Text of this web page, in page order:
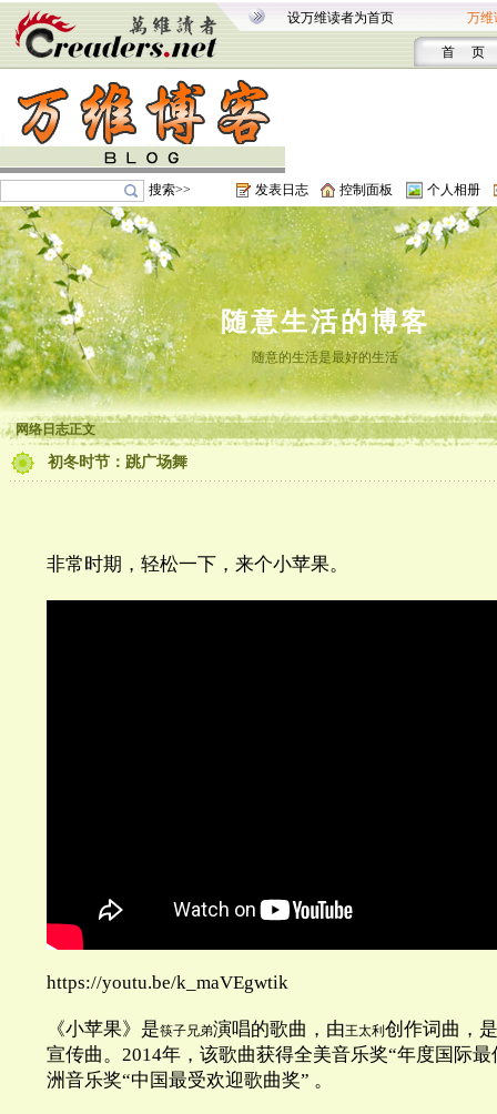
设万维读者为首页 万维
首 页
搜索>> 发表日志 控制面板 个人相册
随意生活的博客
随意的生活是最好的生活
网络日志正文
初冬时节：跳广场舞
非常时期，轻松一下，来个小苹果。
https://youtu.be/k_maVEgwtik
《小苹果》是筷子兄弟演唱的歌曲，由王太利创作词曲，
宣传曲。 2014年，该歌曲获得全美音乐奖“年度国际最
洲音乐奖“中国最受欢迎歌曲奖” 。